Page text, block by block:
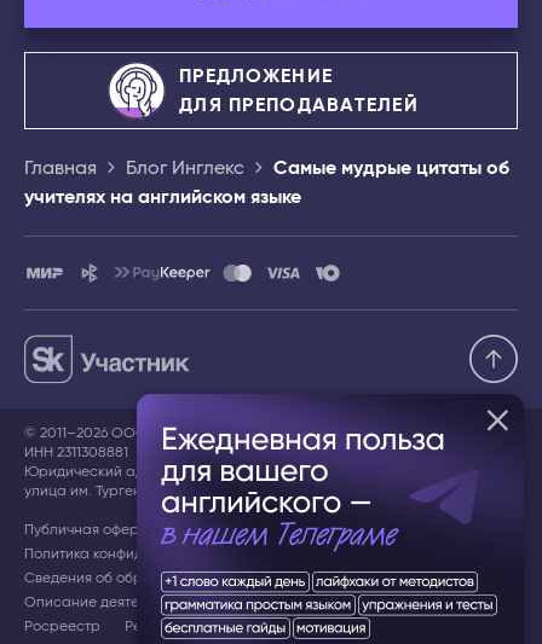
ПРЕДЛОЖЕНИЕ
ДЛЯ ПРЕПОДАВАТЕЛЕЙ
Главная Блог Инглекс
Самые мудрые цитаты об
учителях на английском языке
© 2011–2026 ООО «ИНГЛЕКС»,
ИНН 2311308881
Юридический адрес: 350078, Краснодарский край, г. Краснодар,
улица им. Тургенева, дом 189/6, ЛИТЕР А, помещение 91/1
Публичная оферта
Пользовательское соглашение
Политика конфиденциальности
Сведения об образовательной организации
Описание деятельности в сфере ИТ
Документы СОУТ
Росреестр
Регистрация в Роспатенте
IT аккредитация